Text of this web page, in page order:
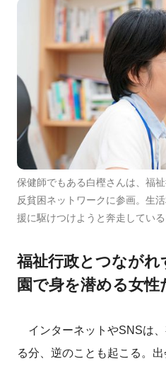
保健師でもある白樫さんは、福
反貧困ネットワークに参画。生
援に駆けつけようと奔走している
福祉行政とつなが
園で身を潜める女性
インターネットやSNSは
る分、逆のことも起こる。